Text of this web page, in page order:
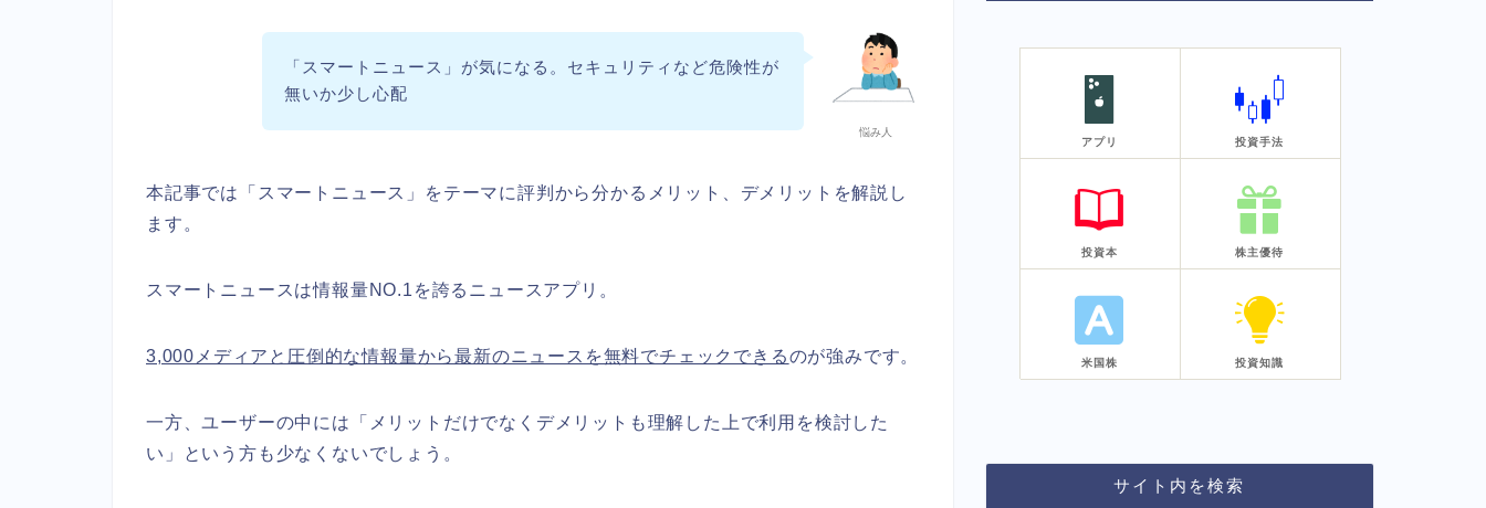
悩み人
「スマートニュース」が気になる。セキュリティなど危険性が
無いか少し心配
本記事では「スマートニュース」をテーマに評判から分かるメリット、デメリットを解説し
ます。
スマートニュースは情報量NO.1を誇るニュースアプリ。
3,000メディアと圧倒的な情報量から最新のニュースを無料でチェックできるのが強みです。
一方、ユーザーの中には「メリットだけでなくデメリットも理解した上で利用を検討した
い」という方も少なくないでしょう。
アプリ 投資手法
投資本 株主優待
米国株 投資知識
サイト内を検索